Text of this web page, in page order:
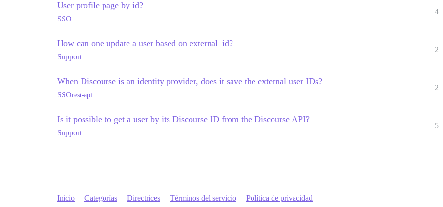
User profile page by id?
SSO
4
How can one update a user based on external_id?
Support
2
When Discourse is an identity provider, does it save the external user IDs?
SSOrest-api
2
Is it possible to get a user by its Discourse ID from the Discourse API?
Support
5
Inicio Categorías Directrices Términos del servicio Política de privacidad